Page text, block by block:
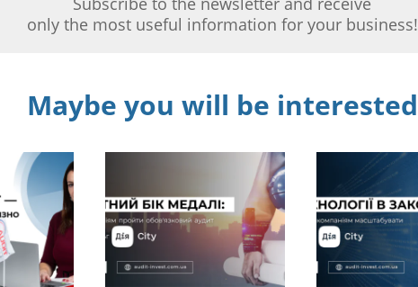
only the most useful information for your business!
Maybe you will be interested